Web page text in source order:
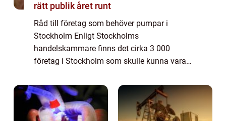
rätt publik året runt
Råd till företag som behöver pumpar i
Stockholm Enligt Stockholms
handelskammare finns det cirka 3 000
företag i Stockholm som skulle kunna vara i
företag spänner över ett brett spektrum av
branscher, inklusive ...